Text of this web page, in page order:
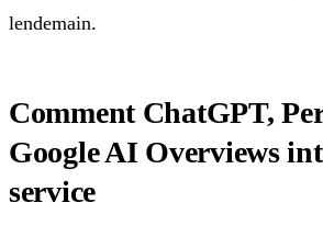
lendemain.
Comment ChatGPT,
Google AI Overviews
service